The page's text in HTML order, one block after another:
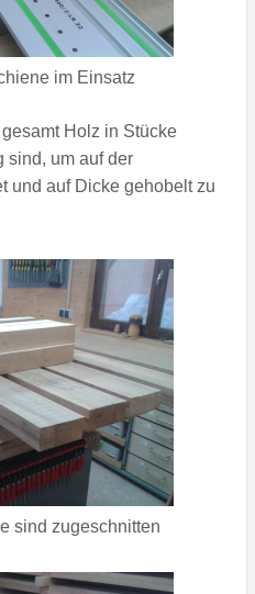
im Einsatz
Holz in Stücke
sind, um auf der
und auf Dicke gehobelt zu
sind zugeschnitten